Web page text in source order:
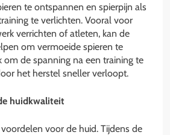
te ontspannen en spierpijn als
te verlichten. Vooral voor
verrichten of atleten, kan de
om vermoeide spieren te
om de spanning na een training te
het herstel sneller verloopt.
huidkwaliteit
voor de huid. Tijdens de